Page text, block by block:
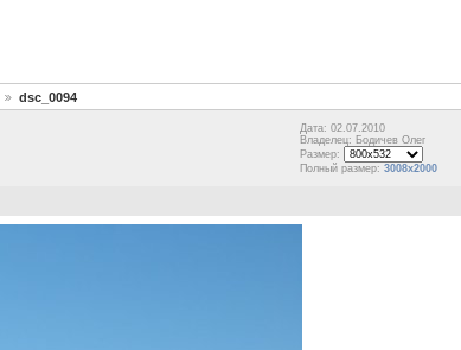
dsc_0094
Дата: 02.07.2010
Владелец: Бодичев Олег
Размер:
Полный размер: 3008x2000